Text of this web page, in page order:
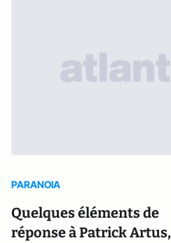
PARANOIA
Quelques éléments de
réponse à Patrick Artus,